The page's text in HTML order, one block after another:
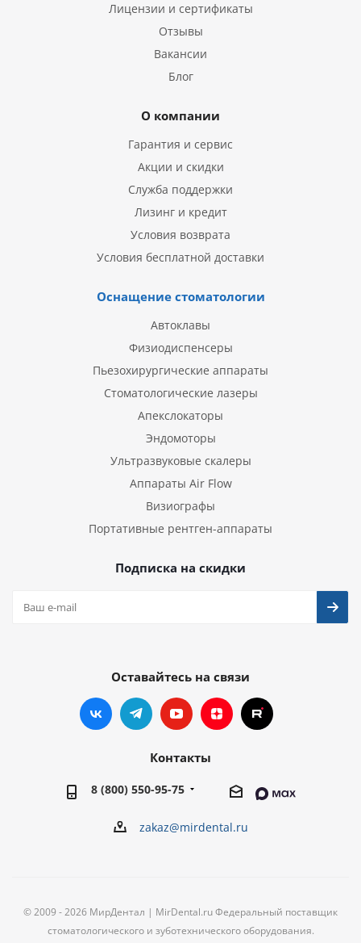
Лицензии и сертификаты
Отзывы
Вакансии
Блог
О компании
Гарантия и сервис
Акции и скидки
Служба поддержки
Лизинг и кредит
Условия возврата
Условия бесплатной доставки
Оснащение стоматологии
Автоклавы
Физиодиспенсеры
Пьезохирургические аппараты
Стоматологические лазеры
Апекслокаторы
Эндомоторы
Ультразвуковые скалеры
Аппараты Air Flow
Визиографы
Портативные рентген-аппараты
Подписка на скидки
Оставайтесь на связи
Контакты
8 (800) 550-95-75
zakaz@mirdental.ru
© 2009 - 2026 МирДентал | MirDental.ru Федеральный поставщик
стоматологического и зуботехнического оборудования.